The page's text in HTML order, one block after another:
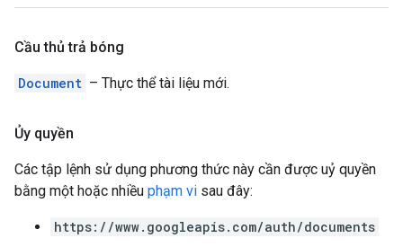
Cầu thủ trả bóng
Document – Thực thể tài liệu mới.
Ủy quyền
Các tập lệnh sử dụng phương thức này cần được uỷ quyền
bằng một hoặc nhiều phạm vi sau đây:
https://www.googleapis.com/auth/documents